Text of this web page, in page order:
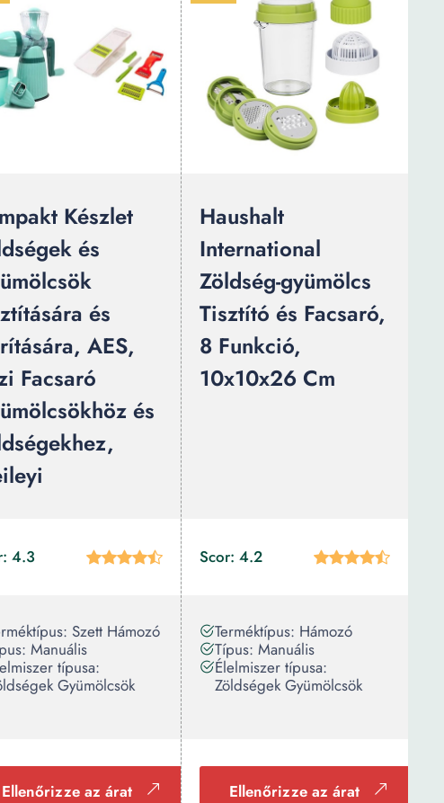
Készlet
és
és
AES,
Facsaró
és
4.3
Szett Hámozó
Manuális
típusa:
Gyümölcsök
Ellenőrizze az árat
Haushalt
International
Zöldség-gyümölcs
Tisztító és Facsaró,
8 Funkció,
10x10x26 Cm
Scor: 4.2
Terméktípus: Hámozó
Típus: Manuális
Élelmiszer típusa:
Zöldségek Gyümölcsök
Ellenőrizze az árat